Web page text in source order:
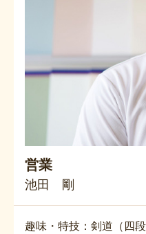
営業
池田 剛
趣味・特技：剣道（四